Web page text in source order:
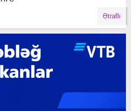
Ətraflı